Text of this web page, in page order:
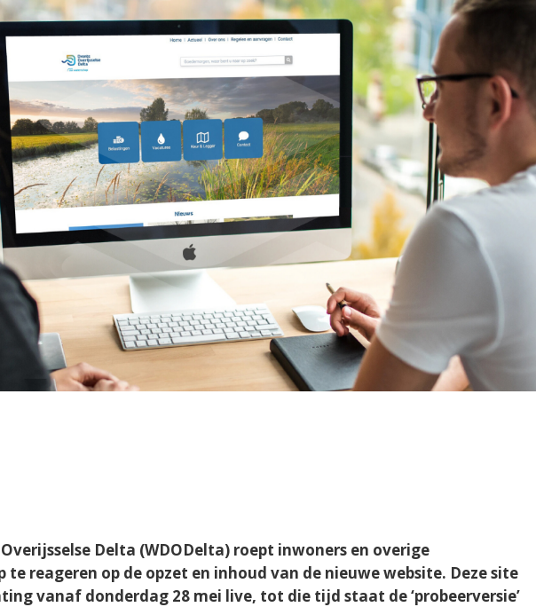
Delta (WDODelta) roept inwoners en overige
te reageren op de opzet en inhoud van de nieuwe website. Deze site
vanaf donderdag 28 mei live, tot die tijd staat de ‘probeerversie’